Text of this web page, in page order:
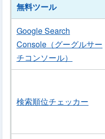
無料ツール
Google Search
Console（グーグルサー
チコンソール）
検索順位チェッカー